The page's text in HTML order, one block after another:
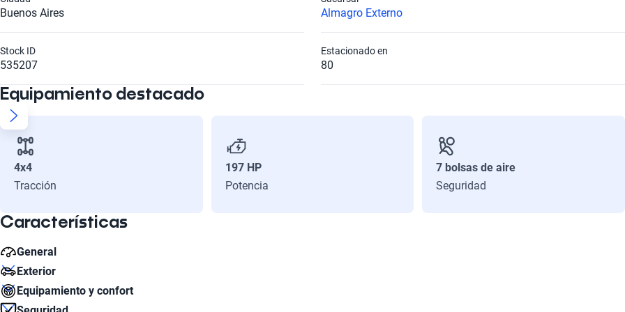
Buenos Aires Almagro Externo
535207
Stock ID
80
Estacionado en
Equipamiento destacado
4x4
Tracción
197 HP
Potencia
7 bolsas de aire
Seguridad
Características
General
3.2
Exterior
Diámetro de Rin
Equipamiento y confort